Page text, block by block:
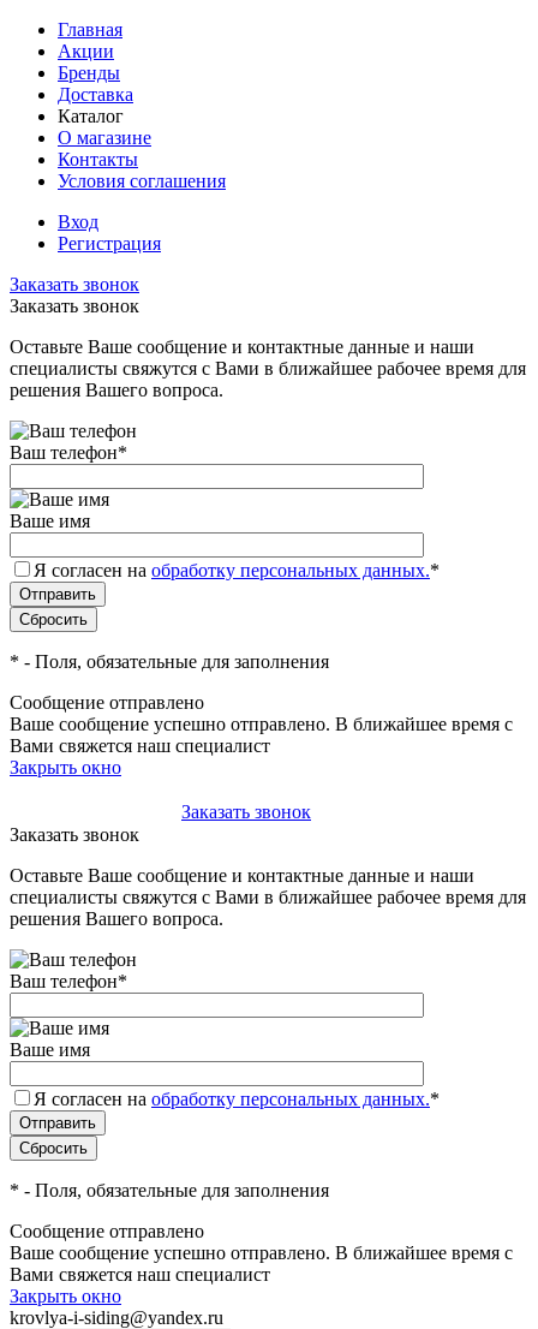
Главная
Акции
Бренды
Доставка
Каталог
О магазине
Контакты
Условия соглашения
Вход
Регистрация
Заказать звонок
Заказать звонок
Оставьте Ваше сообщение и контактные данные и наши
специалисты свяжутся с Вами в ближайшее рабочее время для
решения Вашего вопроса.
Ваш телефон*
Ваше имя
Я согласен на обработку персональных данных.*
* - Поля, обязательные для заполнения
Сообщение отправлено
Ваше сообщение успешно отправлено. В ближайшее время с
Вами свяжется наш специалист
Закрыть окно
Заказать звонок
Заказать звонок
Оставьте Ваше сообщение и контактные данные и наши
специалисты свяжутся с Вами в ближайшее рабочее время для
решения Вашего вопроса.
Ваш телефон*
Ваше имя
Я согласен на обработку персональных данных.*
* - Поля, обязательные для заполнения
Сообщение отправлено
Ваше сообщение успешно отправлено. В ближайшее время с
Вами свяжется наш специалист
Закрыть окно
krovlya-i-siding@yandex.ru